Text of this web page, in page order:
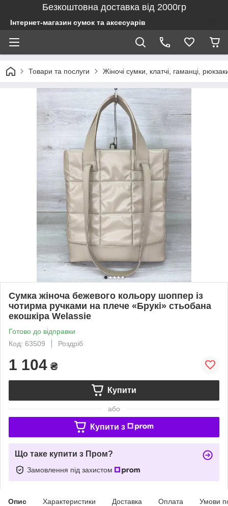
Безкоштовна доставка від 2000гр
Інтернет-магазин сумок та аксесуарів
Товари та послуги Жіночі сумки, клатчі, гаманці,
Сумка жіноча бежевого кольору шоппер із
чотирма ручками на плече «Брукі» стьобана
екошкіра Welassie
Готово до відправки
Код: 63509
Роздріб
1 104 ₴
Купити
або
Купити з
Що таке купити з Пром?
Замовлення під захистом
Опис Характеристики Доставка Оплата Умови